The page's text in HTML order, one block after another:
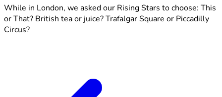
While in London, we asked our Rising Stars to choose: This
or That? British tea or juice? Trafalgar Square or Piccadilly
Circus?